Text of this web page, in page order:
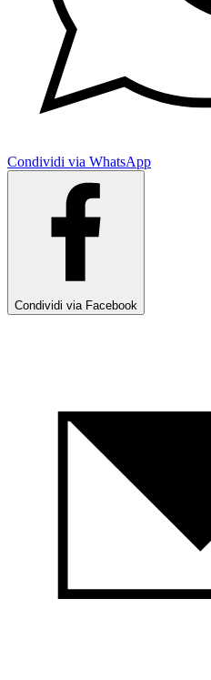
Condividi via WhatsApp
Condividi via Facebook